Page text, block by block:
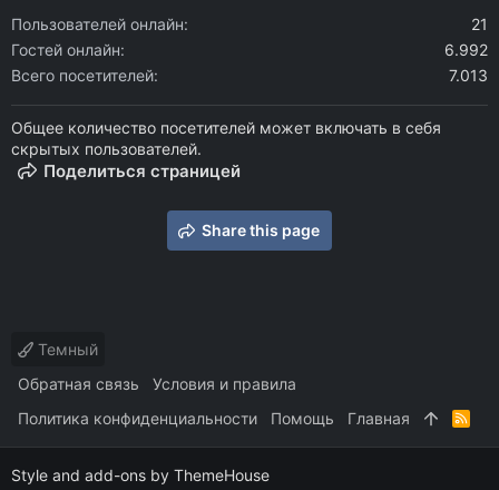
Пользователей онлайн
21
Гостей онлайн
6.992
Всего посетителей
7.013
Общее количество посетителей может включать в себя
скрытых пользователей.
Поделиться страницей
Share this page
Темный
Обратная связь
Условия и правила
Политика конфиденциальности
Помощь Главная
R
Style and add-ons by ThemeHouse